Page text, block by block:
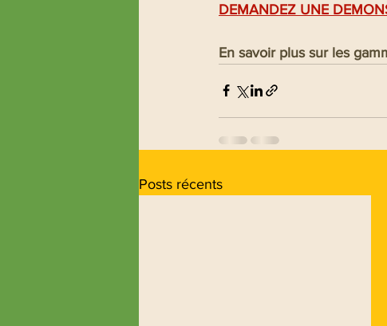
DEMANDEZ UNE
En savoir plus sur les
Posts récents